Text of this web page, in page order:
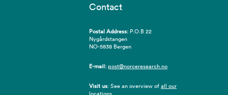
Contact
Postal Address: P.O.B 22
Nygårdstangen
NO-5838 Bergen
E-mail:post@norceresearch.no
Visit us: See an overview ofall our
locations